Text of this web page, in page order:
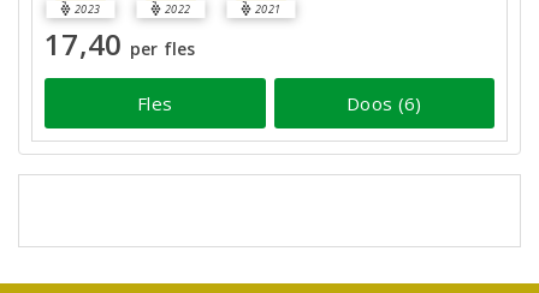
2023 2022 2021
17,40 per fles
Fles Doos (6)